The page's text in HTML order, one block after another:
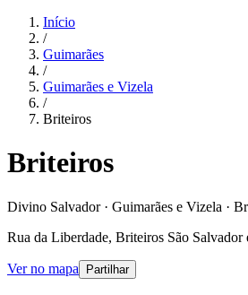
Início
/
Guimarães
/
Guimarães e Vizela
/
Briteiros
Briteiros
Divino Salvador · Guimarães e Vizela ·
Rua da Liberdade, Briteiros São
Ver no mapa Partilhar